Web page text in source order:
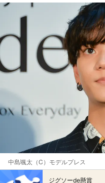
中島颯太（C）モデルプレス
ジグソーde懸賞